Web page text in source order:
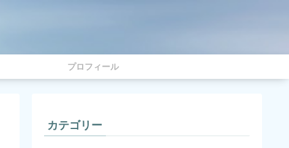
プロフィール
カテゴリー